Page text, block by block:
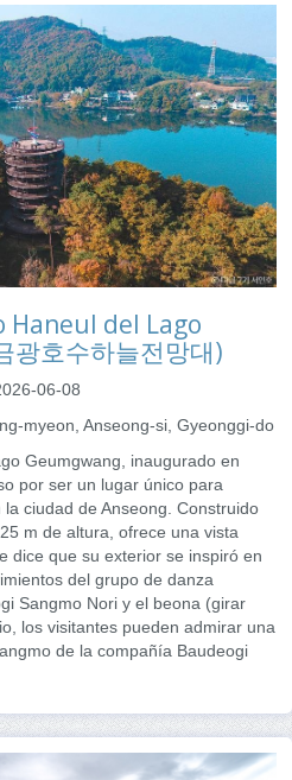
Haneul del Lago
광호수하늘전망대)
06-08
myeon, Anseong-si, Gyeonggi-do
Geumgwang, inaugurado en
por ser un lugar único para
ciudad de Anseong. Construido
m de altura, ofrece una vista
dice que su exterior se inspiró en
del grupo de danza
Sangmo Nori y el beona (girar
los visitantes pueden admirar una
de la compañía Baudeogi